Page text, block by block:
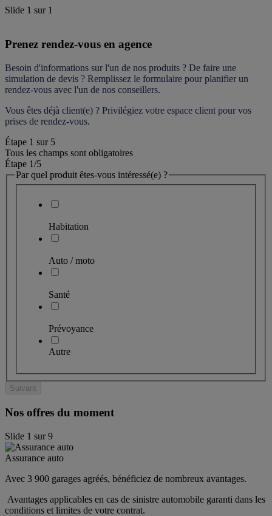
Slide 1 sur 1
Prenez rendez-vous en agence
Besoin d'informations sur l'un de nos produits ? De faire une
simulation de devis ? Remplissez le formulaire pour planifier un
rendez-vous avec l'un de nos conseillers.
Vous êtes déjà client(e) ? Privilégiez votre espace client pour vos
prises de rendez-vous.
Étape 1 sur 5
Tous les champs sont obligatoires
Étape 1/5
Par quel produit êtes-vous intéressé(e) ?
Habitation
Auto / moto
Santé
Prévoyance
Autre
Suivant
Nos offres du moment
Slide 1 sur9
Assurance auto
Avec 3 900 garages agréés, bénéficiez de nombreux avantages.
Avantages applicables en cas de sinistre automobile garanti dans les
conditions et limites de votre contrat.